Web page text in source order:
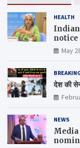
HEALTH
Indian
notice
theMay
देश की
NEWS
Media